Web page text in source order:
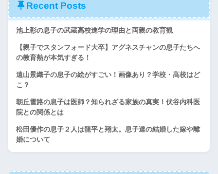
Recent Posts
池上彰の息子の武蔵高校進学の理由と両親の教育観
【親子でスタンフォード大卒】アグネスチャンの息子たちへ
の教育熱が本気すぎる！
遠山景織子の息子の絵がすごい！画像あり？学校・高校はど
こ？
朝丘雪路の息子は医師？知られざる家族の真実！伏谷内科医
院との関係とは
松田優作の息子２人は龍平と翔太。息子達の結婚した嫁や離
婚について